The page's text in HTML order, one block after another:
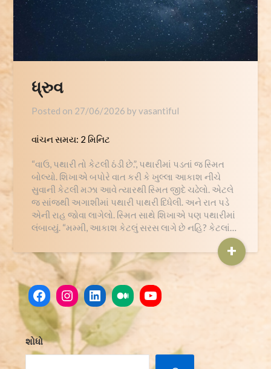
ધ્રુવ
Posted on 27/06/2026 byvasantiful
વાંચન સમય: 2 મિનિટ
“વાઉ, પથારી તો કેટલી ઠંડી છે.”, પથારીમાં પડતાં જ સ્મિત
બોલ્યો. શિખાએ બપોરે વાત કરી કે ખુલ્લા આકાશ નીચે
સુવાની કેટલી મઝા આવે ત્યારથી સ્મિત જીદે ચઢેલો. એટલે
જ સાંજ્થી અગાશીમાં પથારી પાથરી દિધેલી. અને રાત પડે
એની રાહ જોવા લાગેલો. સ્મિત સાથે શિખાએ પણ પથારીમાં
લંબાવ્યું. “મમ્મી, આકાશ કેટલું સરસ લાગે છે નહિ? કેટલાં…
+
Facebook
Instagram
LinkedIn
MediumYouTube
શોધો